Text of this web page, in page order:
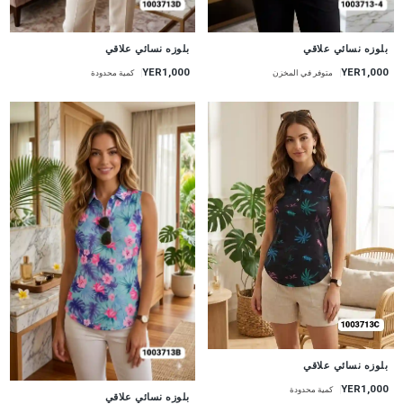
جديد
بلوزه نسائي علاقي
YER1,000 متوفر في المخزن
جديد
بلوزه نسائي علاقي
YER1,000 كمية محدودة
جديد
بلوزه نسائي علاقي
YER1,000 كمية محدودة جديد
بلوزه نسائي علاقي